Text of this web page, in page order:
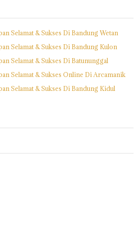
Selamat & Sukses Di Bandung Wetan
Selamat & Sukses Di Bandung Kulon
Selamat & Sukses Di Batununggal
Selamat & Sukses Online Di Arcamanik
Selamat & Sukses Di Bandung Kidul